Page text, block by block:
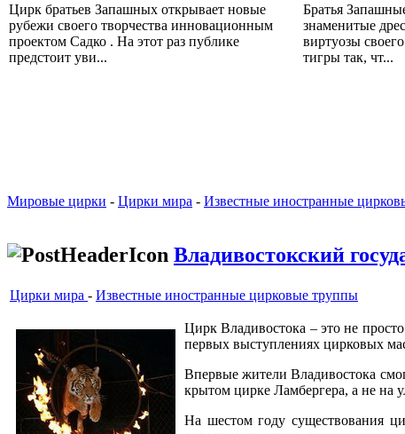
Цирк братьев Запашных открывает новые
рубежи своего творчества инновационным
проектом Садко . На этот раз публике
предстоит уви...
Братья
знаменитые
виртуозы
тигры так, чт...
Мировые цирки - Цирки мира - Известные иностранные
Владивостокский
Цирки мира - Известные иностранные цирковые труппы
Цирк Владивостока – это не
первых выступлениях цирковых
Впервые жители Владивостока
крытом цирке Ламбергера, а не на
На шестом году существования